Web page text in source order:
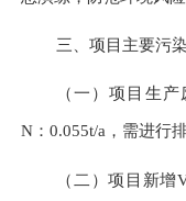
三、项目主要污
（一）项目生产
N：0.055t/a，需进行
（ 二 ）项目新增